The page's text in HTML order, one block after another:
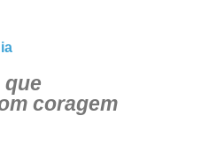
coragem